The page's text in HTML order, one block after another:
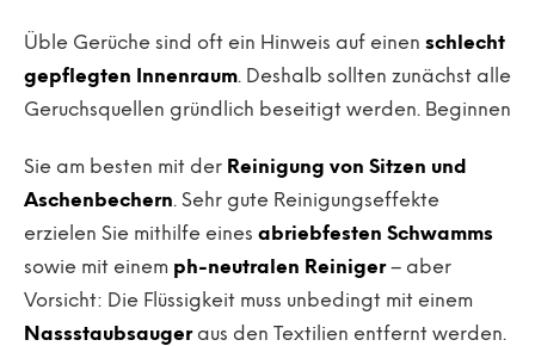
Üble Gerüche sind oft ein Hinweis auf einen schlecht
gepflegten Innenraum. Deshalb sollten zunächst alle
Geruchsquellen gründlich beseitigt werden. Beginnen
Sie am besten mit der Reinigung von Sitzen und
Aschenbechern. Sehr gute Reinigungseffekte
erzielen Sie mithilfe eines abriebfesten Schwamms
sowie mit einem ph-neutralen Reiniger– aber
Vorsicht: Die Flüssigkeit muss unbedingt mit einem
Nassstaubsaugeraus den Textilien entfernt werden.